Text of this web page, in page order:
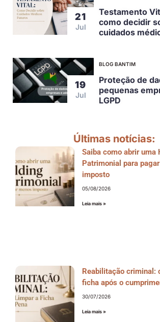
21
Jul
Testamento
como decidir
cuidados
19
Jul
BLOG BANTIM
Proteção de
pequenas
LGPD
Últimas notícias:
Saiba como abrir uma
Patrimonial para
imposto
05/08/2026
Leia mais »
Reabilitação criminal:
ficha após o
30/07/2026
Leia mais »